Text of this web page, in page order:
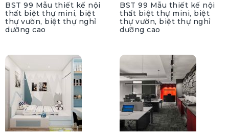
BST 99 Mẫu thiết kế nội
thất biệt thự mini, biệt
thự vườn, biệt thự nghỉ
dưỡng cao
BST 99 Mẫu thiết kế nội
thất biệt thự mini, biệt
thự vườn, biệt thự nghỉ
dưỡng cao